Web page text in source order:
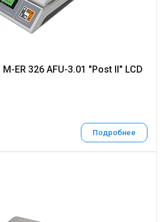
ER 326 AFU-3.01 "Post II" LCD
Подробнее